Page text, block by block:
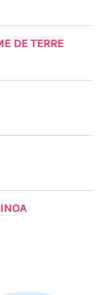
DE TERRE